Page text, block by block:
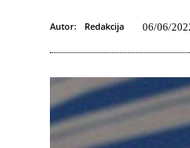
Autor: Redakcija 06/06/